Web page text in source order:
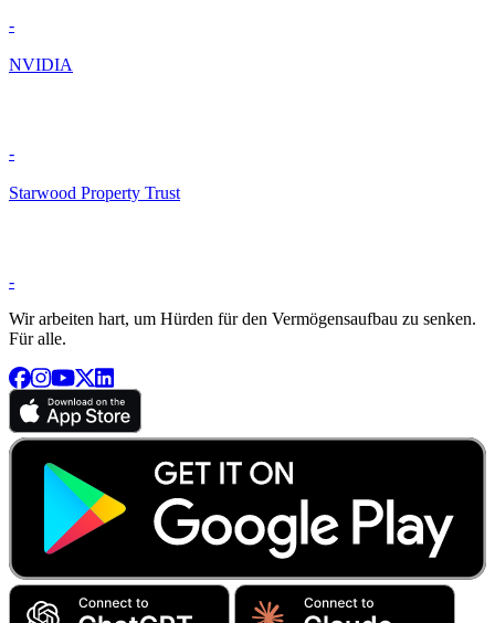
-
NVIDIA
-
Starwood Property Trust
-
Wir arbeiten hart, um Hürden für den Vermögensaufbau zu senken.
Für alle.